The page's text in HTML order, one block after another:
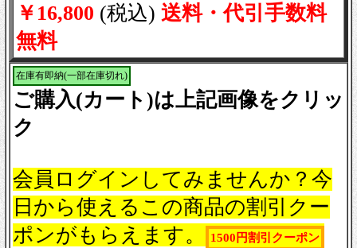
￥16,800 (税込) 送料・代引手数料
無料
在庫有即納(一部在庫切れ)
ご購入(カート)は上記画像をクリッ
ク
会員ログインしてみませんか？今
日から使えるこの商品の割引クー
ポンがもらえます。
1500円割引クーポン